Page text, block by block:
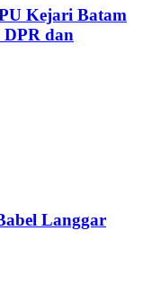
Kejari Batam
DPR dan
Langgar